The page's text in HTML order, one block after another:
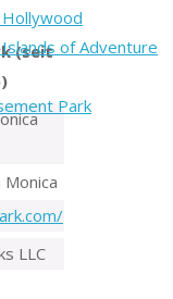
of Adventure
Park
(seit
LLC